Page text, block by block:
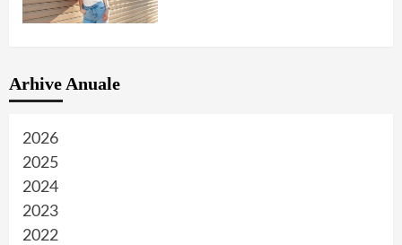
Arhive Anuale
2026
2025
2024
2023
2022